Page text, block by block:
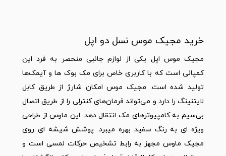
خرید مجیک موس نسل دو اپل
مجیک موس اپل یکی از لوازم جانبی منحصر به فرد این
کمپانی است که با کاربری خاص برای مک بوک ها و آیمک‌ها
تولید شده است. مجیک موس امکان شارژ از طریق کابل
لایتنینگ را دارد و می‌تواند فرمان‌های کنترلی را از طریق اتصال
بی‌سیم به کامپیوترهای مک انتقال دهد. این ماوس از طراحی
ویژه ای به رنگ سفید بهره میبرد. پوشش شیشه ای روی
مجیک ماوس مجهز به رابط تشخیص حرکات لمسی است و